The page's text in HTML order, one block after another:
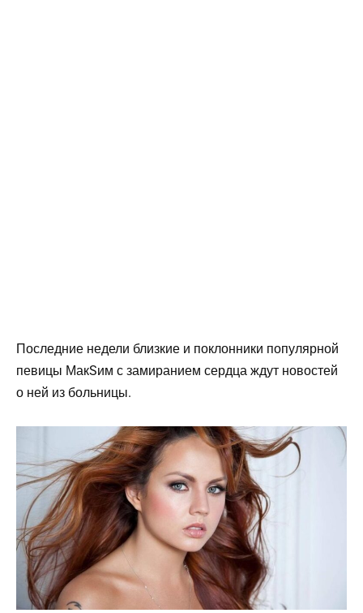
Последние недели близкие и поклонники популярной
певицы МакSим с замиранием сердца ждут новостей
о ней из больницы.